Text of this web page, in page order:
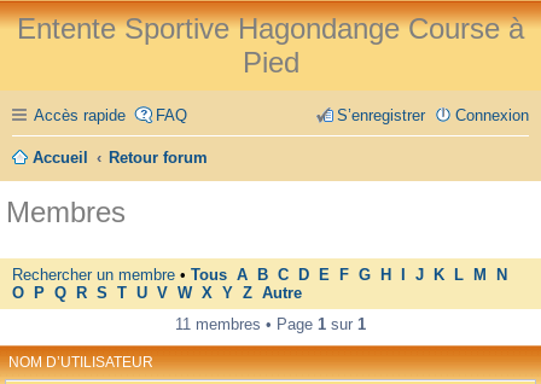
Entente Sportive Hagondange Course à
Pied
Accès rapide FAQ Connexion
S’enregistrer
Accueil Retour forum
Membres
Rechercher un membre • Tous A B C D E F G H J K L M
N
O
P Q R S T U V W X Y Z Autre
11 membres • Page 1 sur 1
NOM D’UTILISATEUR